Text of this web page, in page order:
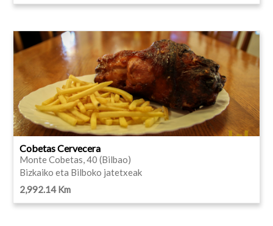
Cobetas Cervecera
Monte Cobetas, 40 (Bilbao)
Bizkaiko eta Bilboko jatetxeak
2,992.14 Km